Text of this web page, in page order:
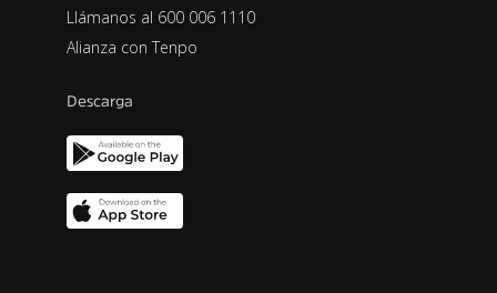
Llámanos al 600 006 1110
Alianza con Tenpo
Descarga